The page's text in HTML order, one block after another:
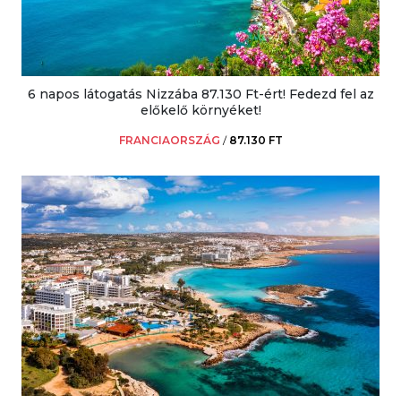
6 napos látogatás Nizzába 87.130 Ft-ért! Fedezd fel az
előkelő környéket!
FRANCIAORSZÁG / 87.130 FT